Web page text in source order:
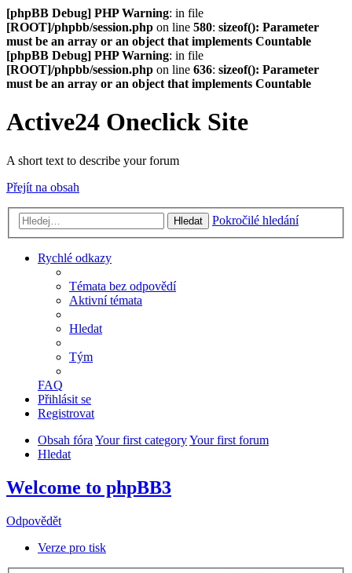
[phpBB Debug] PHP Warning: in file
[ROOT]/phpbb/session.php on line 580: sizeof(): Parameter
must be an array or an object that implements Countable
[phpBB Debug] PHP Warning: in file
[ROOT]/phpbb/session.php on line 636: sizeof(): Parameter
must be an array or an object that implements Countable
Active24 Oneclick Site
A short text to describe your forum
Přejít na obsah
Hledat Pokročilé hledání
Rychlé odkazy
Témata bez odpovědí
Aktivní témata
Hledat
Tým
FAQ
Přihlásit se
Registrovat
Obsah fóraYour first categoryYour first forum
Hledat
Welcome to phpBB3
Odpovědět
Verze pro tisk